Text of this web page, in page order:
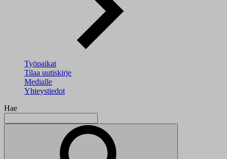
Työpaikat
Tilaa uutiskirje
Medialle
Yhteystiedot
Hae